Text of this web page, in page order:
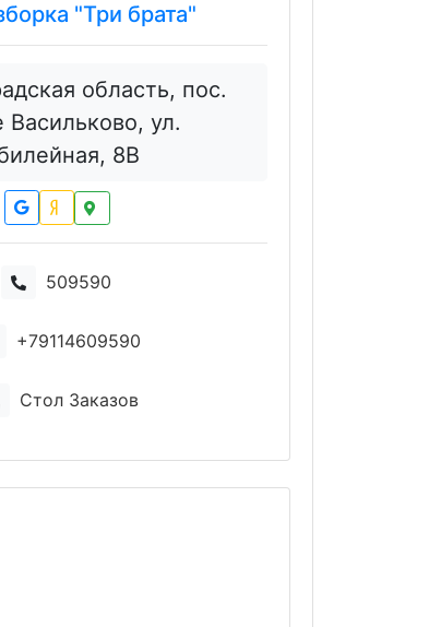
"Три брата"
область, пос.
ул.
8В
509590
+79114609590
Стол Заказов